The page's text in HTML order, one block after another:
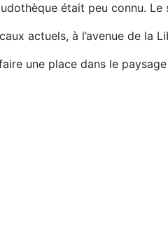
était peu connu.
actuels, à l’avenue de la
une place dans le